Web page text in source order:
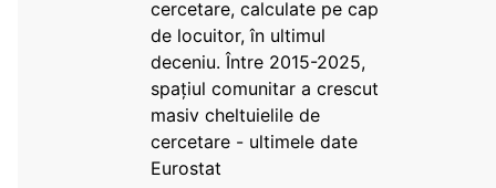
cercetare, calculate pe cap
de locuitor, în ultimul
deceniu. Între 2015-2025,
spațiul comunitar a crescut
masiv cheltuielile de
cercetare - ultimele date
Eurostat